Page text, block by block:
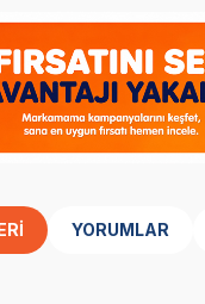
YORUMLAR